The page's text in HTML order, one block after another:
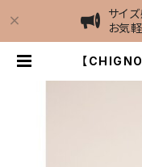
サイ
お気
【